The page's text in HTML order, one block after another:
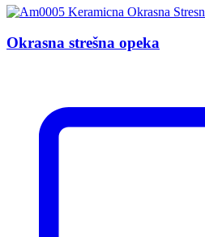
Okrasna strešna opeka